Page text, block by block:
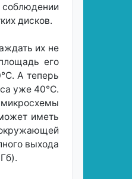
дисков.
их не
его
А теперь
уже 40°С.
иметь
выхода